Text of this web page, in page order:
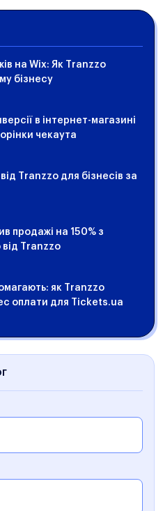
на Wix: Як Tranzzo
бізнесу
в інтернет-магазині
чекаута
Tranzzo для бізнесів за
продажі на 150% з
Tranzzo
як Tranzzo
оплати для Tickets.ua